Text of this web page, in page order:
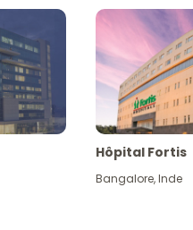
Hôpital Fortis
Bangalore,Inde